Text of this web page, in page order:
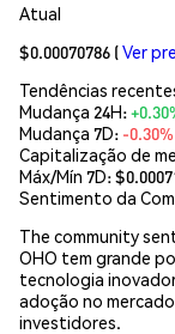
Atual
$0.00070786 (Ver
Tendências
Mudança 24H:
Mudança 7D: -0.30%
Capitalização de
Máx/Mín 7D: $
Sentimento da
The community
OHO tem grande
tecnologia
adoção no
investidores.